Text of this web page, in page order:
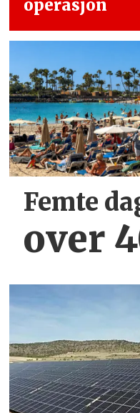
operasjon
Femte
over